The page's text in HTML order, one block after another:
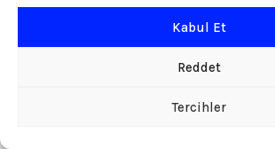
Kabul Et
Reddet
Tercihler